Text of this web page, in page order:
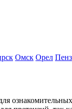
Омск Орел